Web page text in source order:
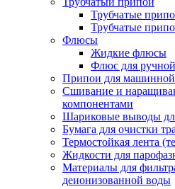
Трубчатые
Трубчатые
Флюсы
Жидкие флюсы
Флюс для
Припои для
Сшивание и
компонентами
Шариковые выводы
Бумага для очистки
Термостойкая лента
Жидкости для
Материалы для
деионизованной воды